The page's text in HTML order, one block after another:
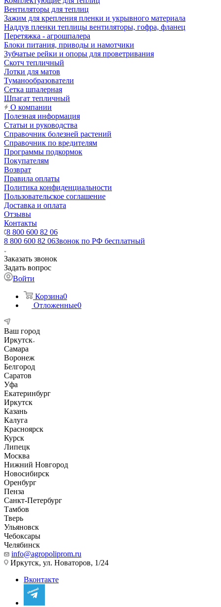
Вентиляторы для теплиц
Зажим для крепления пленки и укрывного материала
Наддув пленки теплицы вентиляторы, гофра, фланец
Перетяжка - агрошпалера
Блоки питания, приводы и намотчики
Зубчатые рейки и опоры для проветривания
Скотч тепличный
Лотки для матов
Туманообразователи
Сетка шпалерная
Шпагат тепличный
О компании
Полезная информация
Статьи и руководства
Справочник болезней растений
Справочник по вредителям
Программы подкормок
Покупателям
Возврат
Правила оплаты
Политика конфиденциальности
Пользовательское соглашение
Доставка и оплата
Отзывы
Контакты
8 800 600 82 06
8 800 600 82 06Звонок по РФ бесплатный
Заказать звонок
Задать вопрос
Войти
Корзина0
Отложенные0
Ваш город
Иркутск
Самара
Воронеж
Белгород
Саратов
Уфа
Екатеринбург
Иркутск
Казань
Калуга
Красноярск
Курск
Липецк
Москва
Нижний Новгород
Новосибирск
Оренбург
Пенза
Санкт-Петербург
Тамбов
Тверь
Ульяновск
Чебоксары
Челябинск
info@agropoliprom.ru
Иркутск, ул. Новаторов, 1/24
Вконтакте